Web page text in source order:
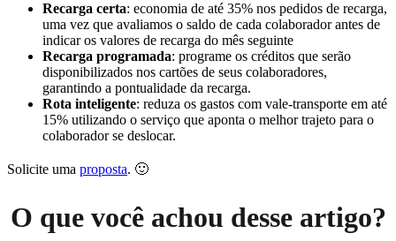
Recarga certa: economia de até 35% nos pedidos de recarga,
uma vez que avaliamos o saldo de cada colaborador antes de
indicar os valores de recarga do mês seguinte
Recarga programada: programe os créditos que serão
disponibilizados nos cartões de seus colaboradores,
garantindo a pontualidade da recarga.
Rota inteligente: reduza os gastos com vale-transporte em até
15% utilizando o serviço que aponta o melhor trajeto para o
colaborador se deslocar.
Solicite uma proposta. 🙂
O que você achou desse artigo?